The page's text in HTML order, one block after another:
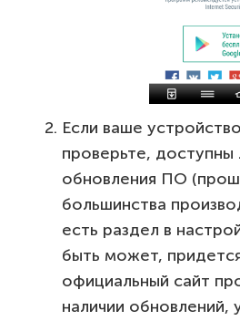
Если ваше
проверьте, доступны
обновления ПО
большинства
есть раздел в
быть может,
официальный сайт
наличии обновлений,